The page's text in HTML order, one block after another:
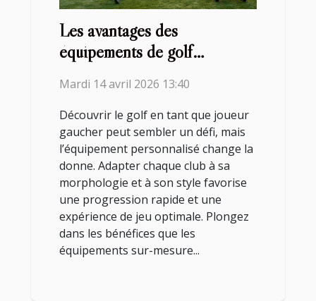
Les avantages des
équipements de golf
joueurs gauchers
Mardi 14 avril 2026 13:40
Découvrir le golf en tant que joueur
gaucher peut sembler un défi, mais
l’équipement personnalisé change la
donne. Adapter chaque club à sa
morphologie et à son style favorise
une progression rapide et une
expérience de jeu optimale. Plongez
dans les bénéfices que les
équipements sur-mesure...